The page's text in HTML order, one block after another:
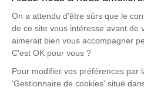
Un service de plantation
disponible ici.
Cérémonie religieuse